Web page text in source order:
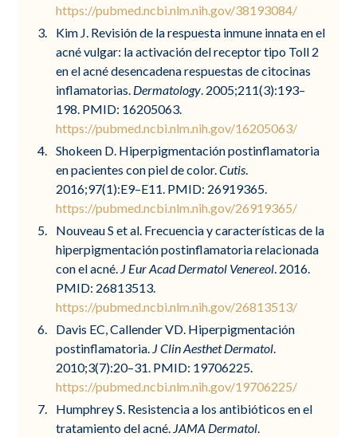
https://pubmed.ncbi.nlm.nih.gov/38193084/
Kim J. Revisión de la respuesta inmune innata en el
acné vulgar: la activación del receptor tipo Toll 2
en el acné desencadena respuestas de citocinas
inflamatorias. Dermatology . 2005;211(3):193–
198. PMID: 16205063.
https://pubmed.ncbi.nlm.nih.gov/16205063/
Shokeen D. Hiperpigmentación postinflamatoria
en pacientes con piel de color.Cutis
2016;97(1):E9–E11. PMID: 26919365.
https://pubmed.ncbi.nlm.nih.gov/26919365/
Nouveau S et al. Frecuencia y características de la
hiperpigmentación postinflamatoria relacionada
con el acné. J Eur Acad Dermatol Venereol . 2016.
PMID: 26813513.
https://pubmed.ncbi.nlm.nih.gov/26813513/
Davis EC, Callender VD. Hiperpigmentación
postinflamatoria. J Clin Aesthet Dermatol
2010;3(7):20–31. PMID: 19706225.
https://pubmed.ncbi.nlm.nih.gov/19706225/
Humphrey S. Resistencia a los antibióticos en el
tratamiento del acné. JAMA Dermatol